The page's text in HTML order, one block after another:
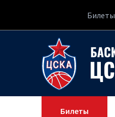
Билеты
Билеты